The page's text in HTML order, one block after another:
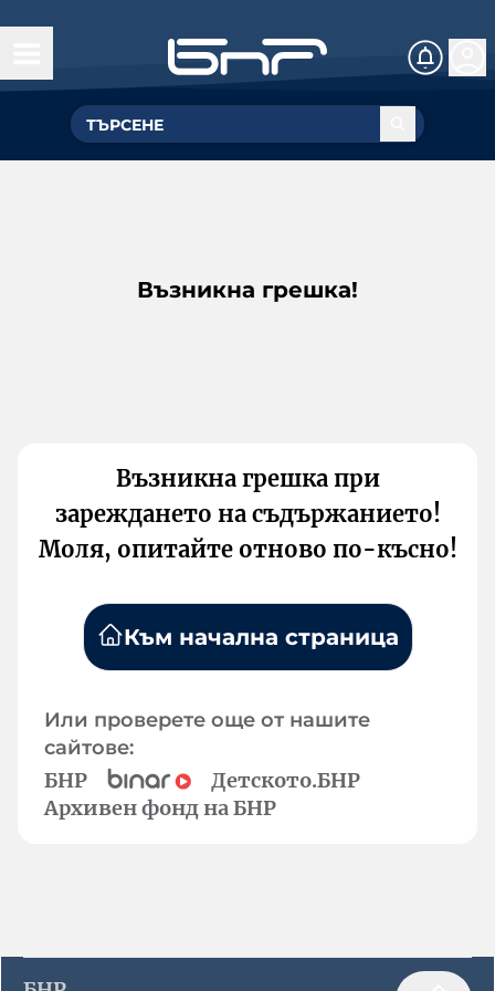
Възникна грешка!
Възникна грешка при
зареждането на съдържанието!
Моля, опитайте отново по-късно!
Към начална страница
Или проверете още от нашите
сайтове:
БНР
Детското.БНР
Архивен фонд на БНР